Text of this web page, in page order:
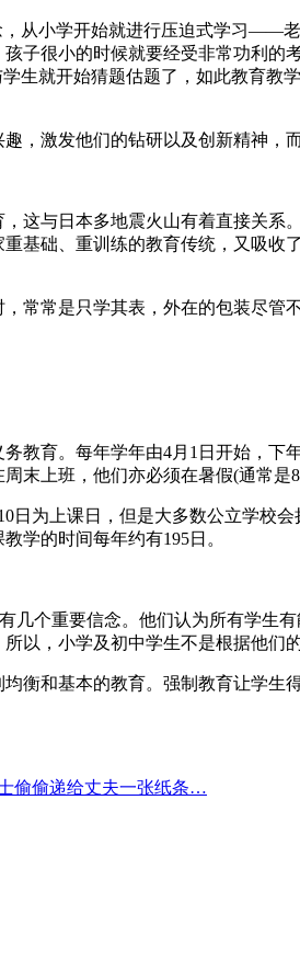
从小学开始就进行压迫式学习——
子很小的时候就要经受非常功利
生就开始猜题估题了，如此教育
，激发他们的钻研以及创新精神，
这与日本多地震火山有着直接关系
基础、重训练的教育传统，又吸
常常是只学其表，外在的包装尽
教育。每年学年由4月1日开始，
末上班，他们亦必须在暑假(通常是8
日为上课日，但是大多数公立学校
学的时间每年约有195日。
几个重要信念。他们认为所有学生
以，小学及初中学生不是根据他们
衡和基本的教育。强制教育让学
偷偷递给丈夫一张纸条…